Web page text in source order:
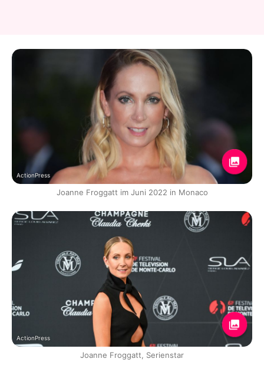
ActionPress
Joanne Froggatt im Juni 2022 in Monaco
ActionPress
Joanne Froggatt, Serienstar